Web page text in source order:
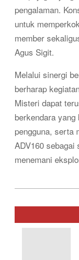
pengalaman.
untuk
member
Agus Sigit.
Melalui sinergi
berharap
Misteri dapat
berkendara
pengguna, serta
ADV160
menemani
12-